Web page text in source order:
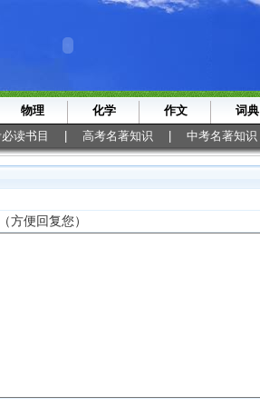
物理 化学 作文 词典
读书目 高考名著知识 中考名著知识
（方便回复您）